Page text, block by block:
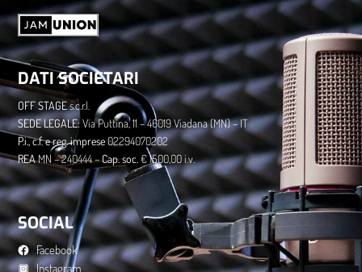
DATI SOCIETARI
OFF STAGEs.c.r.l.
​SEDE LEGALE:Via Puttina, 11 – 46019 Viadana (MN) – IT
P.i., c.f. e reg. imprese02294070202
​REAMN – 240444 –Cap. soc. € 1500,00 i.v.
SOCIAL
Facebook
Instagram